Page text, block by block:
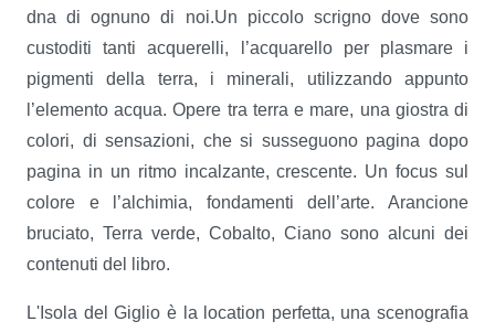
dna di ognuno di noi.Un piccolo scrigno dove sono
custoditi tanti acquerelli, l’acquarello per plasmare i
pigmenti della terra, i minerali, utilizzando appunto
l’elemento acqua. Opere tra terra e mare, una giostra di
colori, di sensazioni, che si susseguono pagina dopo
pagina in un ritmo incalzante, crescente. Un focus sul
colore e l’alchimia, fondamenti dell’arte. Arancione
bruciato, Terra verde, Cobalto, Ciano sono alcuni dei
contenuti del libro.
L'Isola del Giglio è la location perfetta, una scenografia